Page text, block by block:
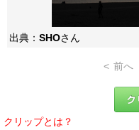
出典： SHOさん
< 前へ
クリップとは？